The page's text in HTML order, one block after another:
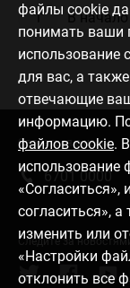
В
файлы cookie
понимать ваши
использование
для вас, а
отвечающие
информацию.
файлов cookie.
использование
«Согласиться»,
согласиться»,
изменить или
«Настройки
отклонить все
Связаться с нами
6701 0000
Следите за